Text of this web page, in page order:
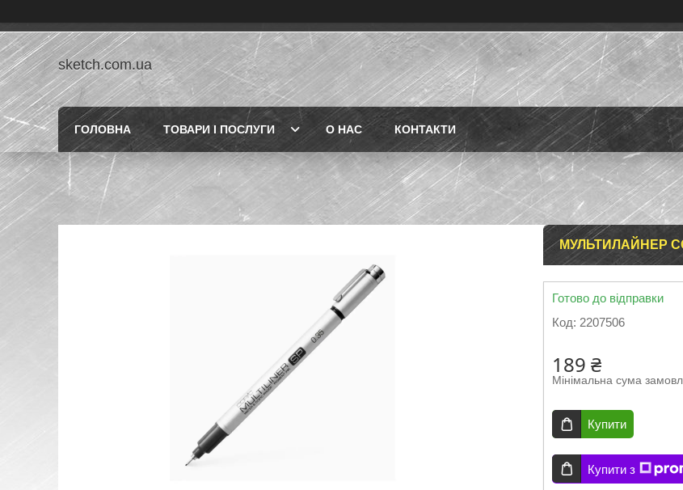
sketch.com.ua
ГОЛОВНА ТОВАРИ І ПОСЛУГИ О НАС КОНТАКТИ
МУЛЬТИЛАЙНЕР
Готово до відправки
Код: 2207506
189 ₴
Мінімальна сума
Купити
Купити з